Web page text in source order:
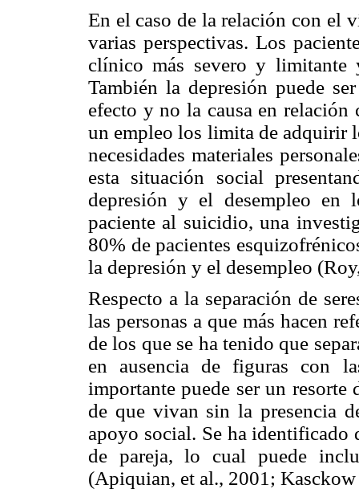
En el caso de la relación con el
varias perspectivas. Los
clínico más severo y limitante
También la depresión puede
efecto y no la causa en relación
un empleo los limita de adquirir
necesidades materiales
esta situación social
depresión y el desempleo en
paciente al suicidio, una
80% de pacientes
la depresión y el desempleo
Respecto a la separación de
las personas a que más hacen
de los que se ha tenido que
en ausencia de figuras con
importante puede ser un resorte
de que vivan sin la presencia
apoyo social. Se ha identificado
de pareja, lo cual puede
(Apiquian, et al., 2001;